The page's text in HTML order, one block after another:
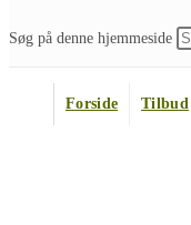
Søg på denne hjemmeside
Forside Tilbud